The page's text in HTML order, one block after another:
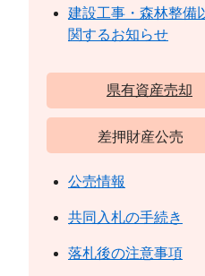
建設工事・森林整備
関するお知らせ
県有資産売却
差押財産公売
公売情報
共同入札の手続き
落札後の注意事項